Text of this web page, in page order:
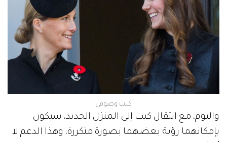
كيت وصوفي
واليوم، مع انتقال كيت إلى المنزل الجديد، سيكون
بإمكانهما رؤية بعضهما بصورة متكررة، وهذا الدعم لا